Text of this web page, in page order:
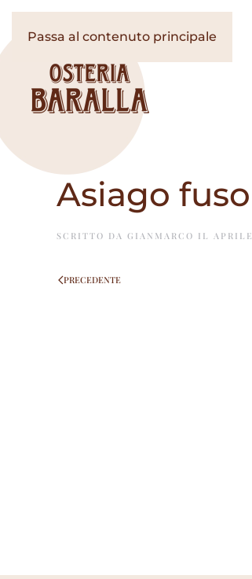
Passa al contenuto principale
Asiago
SCRITTO DA GIANMARCO IL
PRECEDENTE